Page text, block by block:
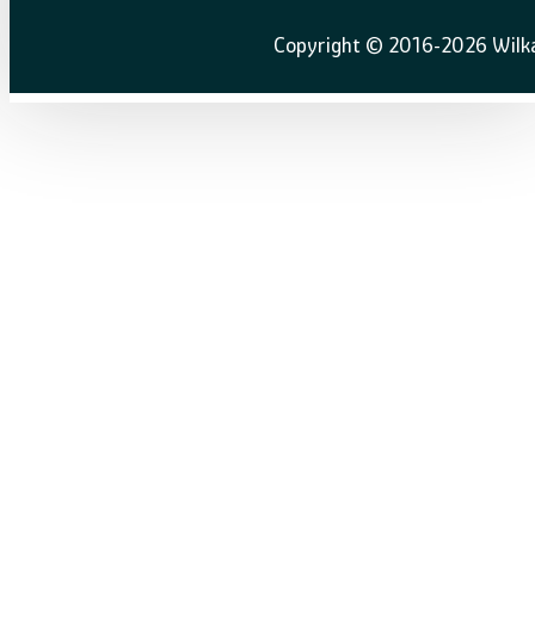
Copyright © 2016-2026